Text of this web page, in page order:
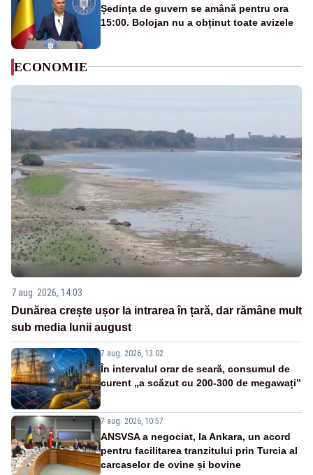
Ședința de guvern se amână pentru ora
15:00. Bolojan nu a obținut toate avizele
ECONOMIE
7 aug. 2026, 14:03
Dunărea crește ușor la intrarea în țară, dar rămâne mult
sub media lunii august
7 aug. 2026, 13:02
În intervalul orar de seară, consumul de
curent „a scăzut cu 200-300 de megawați”
7 aug. 2026, 10:57
ANSVSA a negociat, la Ankara, un acord
pentru facilitarea tranzitului prin Turcia al
carcaselor de ovine și bovine